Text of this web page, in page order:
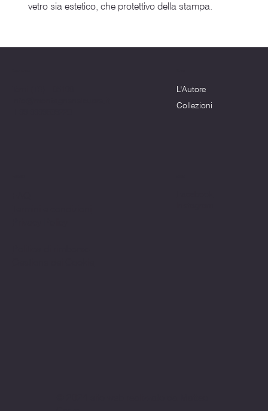
vetro sia estetico, che protettivo della stampa.
L'Autore
Collezioni